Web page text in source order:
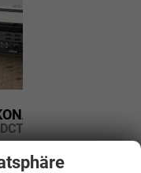
mit Tageszulassung